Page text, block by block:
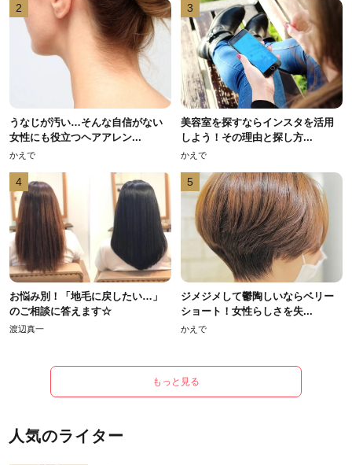
2
うなじが汚い…そんな自信がない
女性にも役立つヘアアレン...
かえで
3
美容室を探すならインスタを活用
しよう！その理由と探し方...
かえで
4
お悩み別！「地毛に戻したい…」
のご相談に答えます☆
渡辺真一
5
ジメジメして鬱陶しいならベリー
ショート！女性らしさを失...
かえで
もっと見る
人気のライター